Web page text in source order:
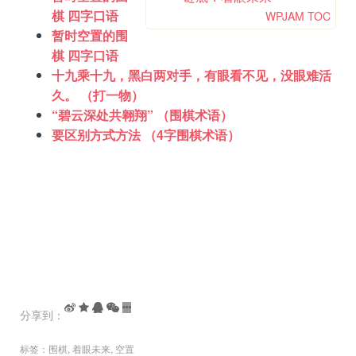
WPJAM TOC
棋 四字口语
暂时空置的围
棋 四字口语
十九乘十九，黑白两对手，有眼看不见，没眼难活
久。 （打一物）
“碧云深处共翱翔” （围棋术语）
要区别方式方法 （4字围棋术语）
分享到：
标签： 围棋 着眼未来 空置